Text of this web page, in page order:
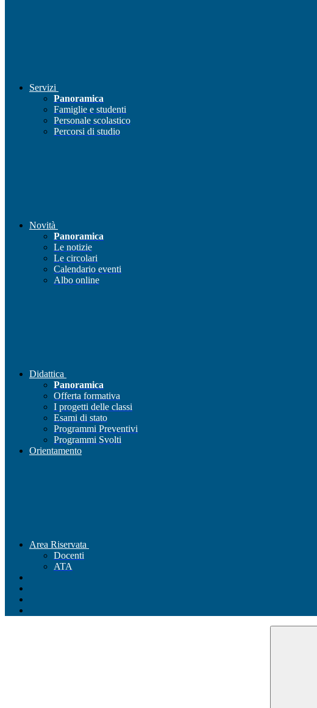
Servizi
Panoramica
Famiglie e studenti
Personale scolastico
Percorsi di studio
Novità
Panoramica
Le notizie
Le circolari
Calendario eventi
Albo online
Didattica
Panoramica
Offerta formativa
I progetti delle classi
Esami di stato
Programmi Preventivi
Programmi Svolti
Orientamento
Area Riservata
Docenti
ATA